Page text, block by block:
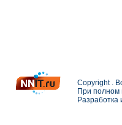
Copyright .
При полном